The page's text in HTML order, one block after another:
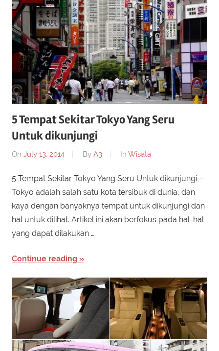
5 Tempat Sekitar Tokyo Yang Seru
Untuk dikunjungi
On July 13, 2014 By A3 In Wisata
5 Tempat Sekitar Tokyo Yang Seru Untuk dikunjungi –
Tokyo adalah salah satu kota tersibuk di dunia, dan
kaya dengan banyaknya tempat untuk dikunjungi dan
hal untuk dilihat. Artikel ini akan berfokus pada hal-hal
yang dapat dilakukan …
Continue reading